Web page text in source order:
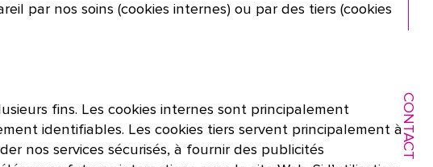
CONTACT
par nos soins (cookies internes) ou par des tiers (cookies
fins. Les cookies internes sont principalement
identifiables. Les cookies tiers servent principalement à
nos services sécurisés, à fournir des publicités